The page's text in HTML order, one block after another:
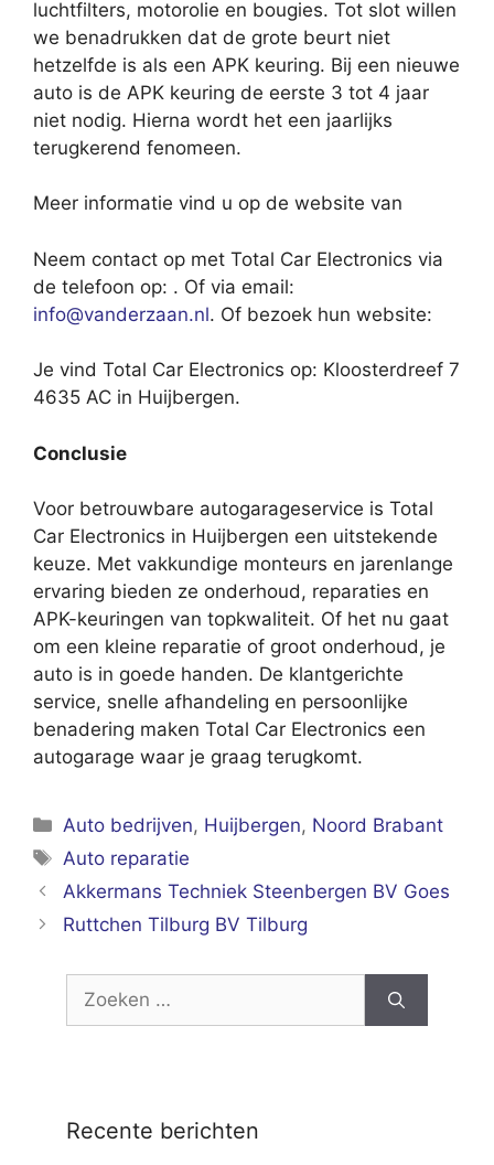
luchtfilters, motorolie en bougies. Tot slot willen
we benadrukken dat de grote beurt niet
hetzelfde is als een APK keuring. Bij een nieuwe
auto is de APK keuring de eerste 3 tot 4 jaar
niet nodig. Hierna wordt het een jaarlijks
terugkerend fenomeen.
Meer informatie vind u op de website van
Neem contact op met Total Car Electronics via
de telefoon op: . Of via email:
info@vanderzaan.nl. Of bezoek hun website:
Je vind Total Car Electronics op: Kloosterdreef 7
4635 AC in Huijbergen.
Conclusie
Voor betrouwbare autogarageservice is Total
Car Electronics in Huijbergen een uitstekende
keuze. Met vakkundige monteurs en jarenlange
ervaring bieden ze onderhoud, reparaties en
APK-keuringen van topkwaliteit. Of het nu gaat
om een kleine reparatie of groot onderhoud, je
auto is in goede handen. De klantgerichte
service, snelle afhandeling en persoonlijke
benadering maken Total Car Electronics een
autogarage waar je graag terugkomt.
Categorieën
Auto bedrijven, Huijbergen, Noord Brabant
Tags
Auto reparatie
Akkermans Techniek Steenbergen BV Goes
Ruttchen Tilburg BV Tilburg
Zoek
Recente berichten